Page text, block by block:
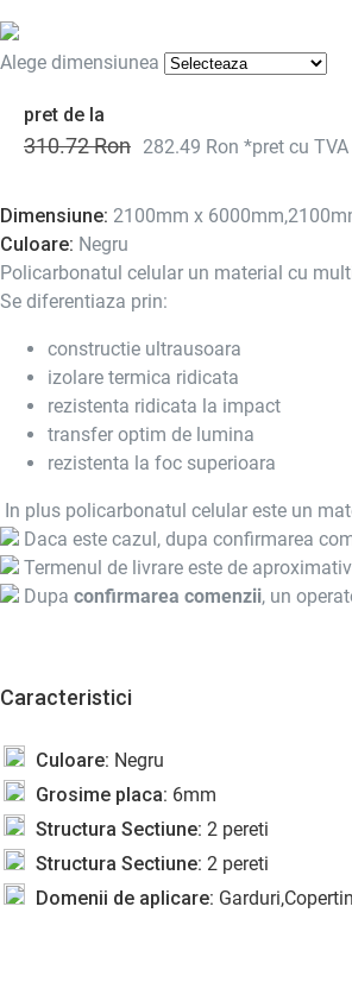
Alege dimensiunea
pret de la
310.72 Ron 282.49 Ron *pret cu TVA
Dimensiune: 2100mm x
Culoare: Negru
Policarbonatul celular un material cu
Se diferentiaza prin:
constructie ultrausoara
izolare termica ridicata
rezistenta ridicata la impact
transfer optim de lumina
rezistenta la foc superioara
In plus policarbonatul celular este un
Daca este cazul, dupa confirmarea
Termenul de livrare este de aproximativ
Dupa confirmarea comenzii, un
Caracteristici
Culoare: Negru
Grosime placa: 6mm
Structura Sectiune: 2 pereti
Structura Sectiune: 2 pereti
Domenii de aplicare: